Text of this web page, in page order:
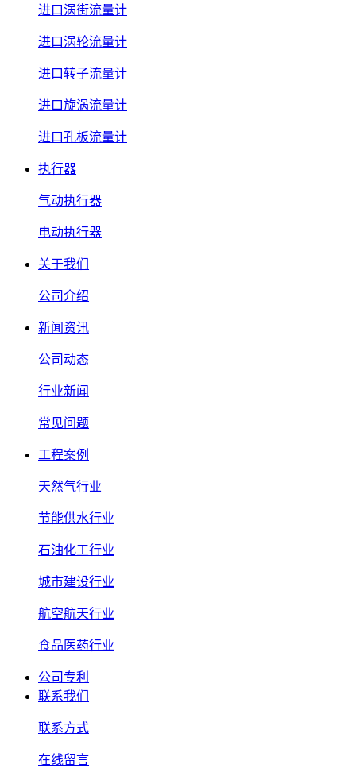
进口涡街流量计
进口涡轮流量计
进口转子流量计
进口旋涡流量计
进口孔板流量计
执行器
气动执行器
电动执行器
关于我们
公司介绍
新闻资讯
公司动态
行业新闻
常见问题
工程案例
天然气行业
节能供水行业
石油化工行业
城市建设行业
航空航天行业
食品医药行业
公司专利
联系我们
联系方式
在线留言